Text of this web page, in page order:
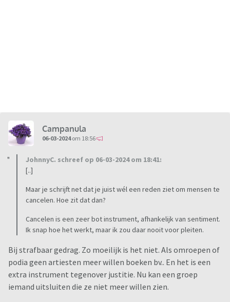
Campanula
06-03-2024om 18:56
JohnnyC. schreef op 06-03-2024 om 18:41:
[..]
Maar je schrijft net dat je juist wél een reden ziet om mensen te
cancelen. Hoe zit dat dan?
Cancelen is een zeer bot instrument, afhankelijk van sentiment.
Ik snap hoe het werkt, maar ik zou daar nooit voor pleiten.
Bij strafbaar gedrag. Zo moeilijk is het niet. Als omroepen of
podia geen artiesten meer willen boeken bv.. En het is een
extra instrument tegenover justitie. Nu kan een groep
iemand uitsluiten die ze niet meer willen zien.